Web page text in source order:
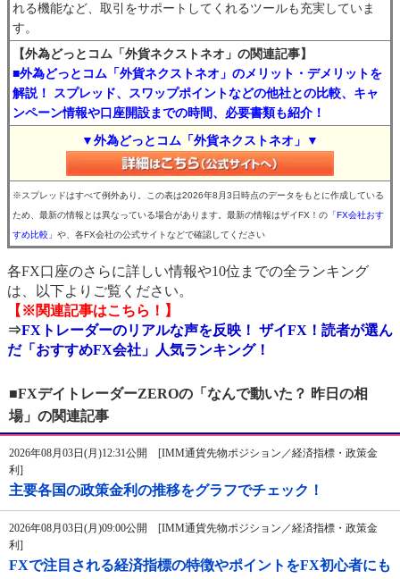
れる機能など、取引をサポートしてくれるツールも充実していま
す。
【外為どっとコム「外貨ネクストネオ」の関連記事】
■外為どっとコム「外貨ネクストネオ」のメリット・デメリットを
解説！ スプレッド、スワップポイントなどの他社との比較、キャ
ンペーン情報や口座開設までの時間、必要書類も紹介！
▼外為どっとコム「外貨ネクストネオ」▼
※スプレッドはすべて例外あり。この表は2026年8月3日時点のデータをもとに作成している
ため、最新の情報とは異なっている場合があります。最新の情報はザイFX！の 「FX会社おす
すめ比較」 や、各FX会社の公式サイトなどで確認してください
各FX口座のさらに詳しい情報や10位までの全ランキング
は、以下よりご覧ください。
【※関連記事はこちら！】
⇒FXトレーダーのリアルな声を反映！ ザイFX！読者が選ん
だ「おすすめFX会社」人気ランキング！
■FXデイトレーダーZEROの「なんで動いた？ 昨日の相
場」の関連記事
2026年08月03日(月)12:31公開 [IMM通貨先物ポジション／経済指標・政策金
利]
主要各国の政策金利の推移をグラフでチェック！
2026年08月03日(月)09:00公開 [IMM通貨先物ポジション／経済指標・政策金
利]
FXで注目される経済指標の特徴やポイントをFX初心者にも